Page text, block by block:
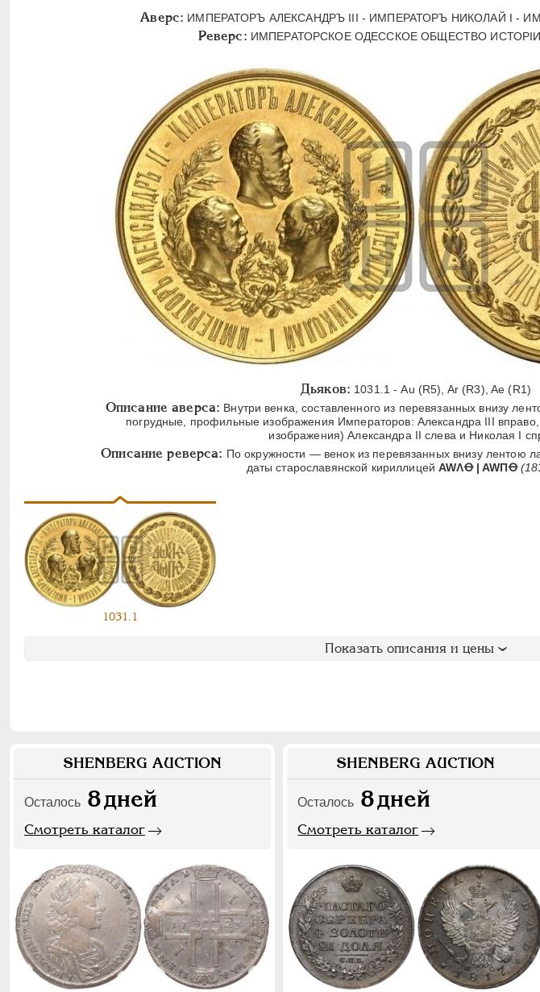
Аверс: ИМПЕРАТОРЪ АЛЕКСАНДРЪ III - ИМПЕРАТОРЪ НИКОЛАЙ I -
Реверс: ИМПЕРАТОРСКОЕ ОДЕССКОЕ ОБЩЕСТВО
Дьяков: 1031.1 - Au (R5), Ar (R3), Ae (R1)
Описание аверса: Внутри венка, составленного из перевязанных внизу
погрудные, профильные изображения Императоров: Александра III
изображения) Александра II слева и Николая I
Описание реверса: По окружности — венок из перевязанных внизу лентою
даты старославянской кириллицейAWΛꝊ | AWПꝊ
1031.1
Показать описания и цены
SHENBERG AUCTION
Осталось 8дней
Смотреть каталог
SHENBERG AUCTION
Осталось 8дней
Смотреть каталог